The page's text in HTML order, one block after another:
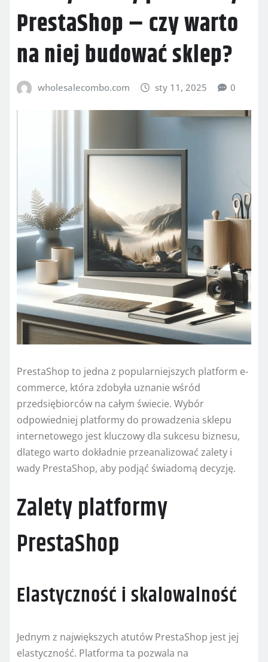
PrestaShop – czy warto
na niej budować sklep?
wholesalecombo.com sty 11, 2025 0
PrestaShop to jedna z popularniejszych platform e-
commerce, która zdobyła uznanie wśród
przedsiębiorców na całym świecie. Wybór
odpowiedniej platformy do prowadzenia sklepu
internetowego jest kluczowy dla sukcesu biznesu,
dlatego warto dokładnie przeanalizować zalety i
wady PrestaShop, aby podjąć świadomą decyzję.
Zalety platformy
PrestaShop
Elastyczność i skalowalność
Jednym z największych atutów PrestaShop jest jej
elastyczność. Platforma ta pozwala na